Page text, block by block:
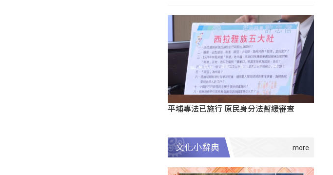
平埔專法已施行 原民身分法暫緩審查
文化小辭典